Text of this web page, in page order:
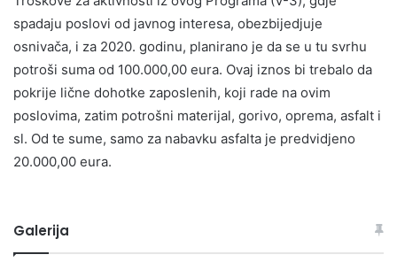
spadaju poslovi od javnog interesa, obezbijedjuje
osnivača, i za 2020. godinu, planirano je da se u tu svrhu
potroši suma od 100.000,00 eura. Ovaj iznos bi trebalo da
pokrije lične dohotke zaposlenih, koji rade na ovim
poslovima, zatim potrošni materijal, gorivo, oprema, asfalt i
sl. Od te sume, samo za nabavku asfalta je predvidjeno
20.000,00 eura.
Galerija